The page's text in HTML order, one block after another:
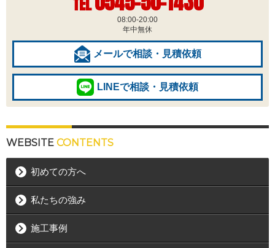
TEL
08:00-20:00
年中無休
メールで相談・見積依頼
LINEで相談・見積依頼
WEBSITE CONTENTS
初めての方へ
私たちの強み
施工事例